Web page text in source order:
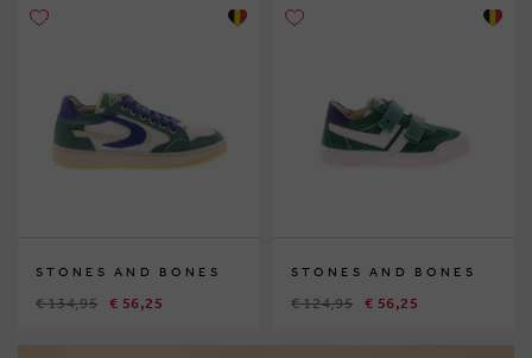
STONES AND BONES
€ 134,95 € 56,25
STONES AND BONES
€ 124,95 € 56,25